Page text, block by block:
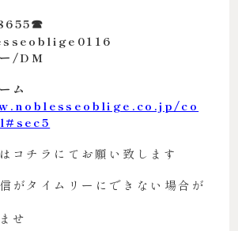
/DM
ム
co
コチラにてお願い致します
がタイムリーにできない場合が
せ